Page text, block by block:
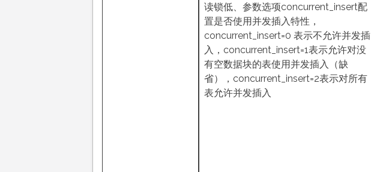
读锁低、参数选项concurrent_insert配
置是否使用并发插入特性，
concurrent_insert=0 表示不允许并发插
入，concurrent_insert=1表示允许对没
有空数据块的表使用并发插入（缺
省），concurrent_insert=2表示对所有
表允许并发插入